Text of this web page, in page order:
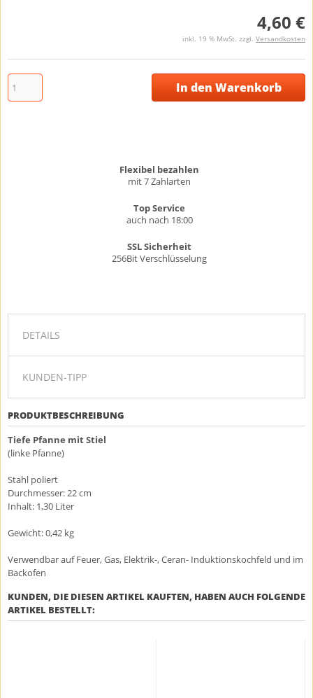
4,60 €
inkl. 19 % MwSt. zzgl. Versandkosten
In den Warenkorb
Flexibel bezahlen
mit 7 Zahlarten
Top Service
auch nach 18:00
SSL Sicherheit
256Bit Verschlüsselung
DETAILS
KUNDEN-TIPP
PRODUKTBESCHREIBUNG
Tiefe Pfanne mit Stiel
(linke Pfanne)
Stahl poliert
Durchmesser: 22 cm
Inhalt: 1,30 Liter
Gewicht: 0,42 kg
Verwendbar auf Feuer, Gas, Elektrik-, Ceran- Induktionskochfeld und im
Backofen
KUNDEN, DIE DIESEN ARTIKEL KAUFTEN, HABEN AUCH FOLGENDE
ARTIKEL BESTELLT: